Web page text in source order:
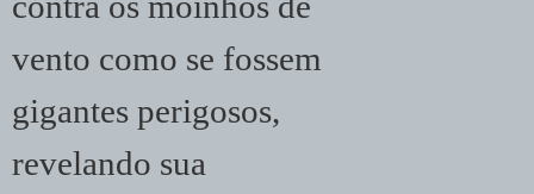
vento como se fossem
gigantes perigosos,
revelando sua